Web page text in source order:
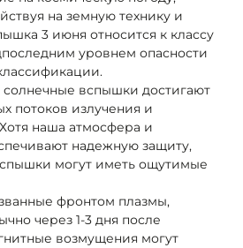
на земную технику и
3 июня относится к классу
уровнем опасности
солнечные вспышки достигают
потоков излучения и
наша атмосфера и
надежную защиту,
могут иметь ощутимые
фронтом плазмы,
через 1-3 дня после
возмущения могут